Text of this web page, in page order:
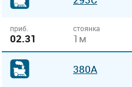
приб.
02.31
стоянка
1м
380А